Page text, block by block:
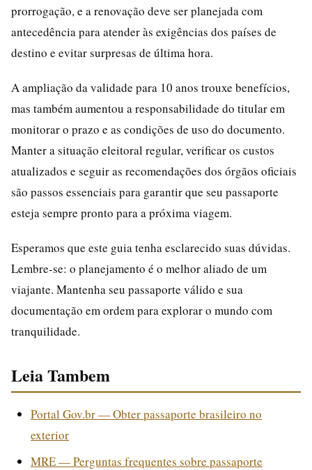
prorrogação, e a renovação deve ser planejada com
antecedência para atender às exigências dos países de
destino e evitar surpresas de última hora.
A ampliação da validade para 10 anos trouxe benefícios,
mas também aumentou a responsabilidade do titular em
monitorar o prazo e as condições de uso do documento.
Manter a situação eleitoral regular, verificar os custos
atualizados e seguir as recomendações dos órgãos oficiais
são passos essenciais para garantir que seu passaporte
esteja sempre pronto para a próxima viagem.
Esperamos que este guia tenha esclarecido suas dúvidas.
Lembre-se: o planejamento é o melhor aliado de um
viajante. Mantenha seu passaporte válido e sua
documentação em ordem para explorar o mundo com
tranquilidade.
Leia Tambem
Portal Gov.br — Obter passaporte brasileiro no
exterior
MRE — Perguntas frequentes sobre passaporte